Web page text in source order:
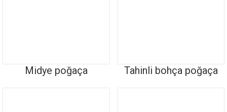
Midye poğaça Tahinli bohça poğaça